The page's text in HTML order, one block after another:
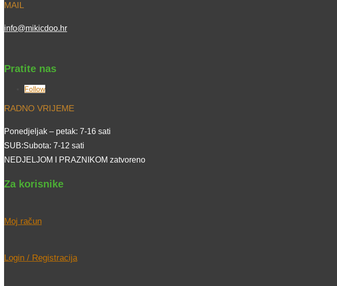
MAIL
info@mikicdoo.hr
Pratite nas
Follow
RADNO VRIJEME
Ponedjeljak – petak: 7-16 sati
SUB:Subota: 7-12 sati
NEDJELJOM I PRAZNIKOM zatvoreno
Za korisnike
Moj račun
Login / Registracija